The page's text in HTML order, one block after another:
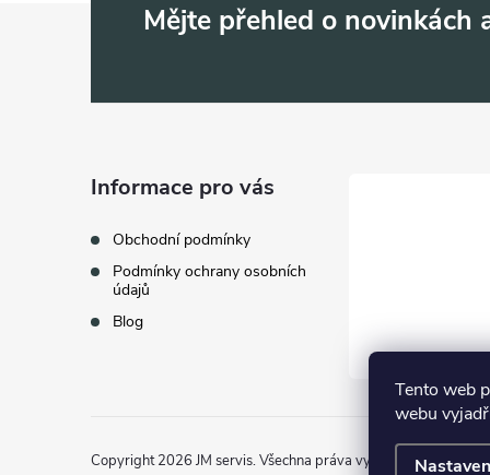
Tento web
webu
Mějte přehled o novinkách
Informace pro vás
Obchodní podmínky
Podmínky ochrany osobních
údajů
Blog
Copyright 2026 JM servis. Všechna práva vyhrazena.